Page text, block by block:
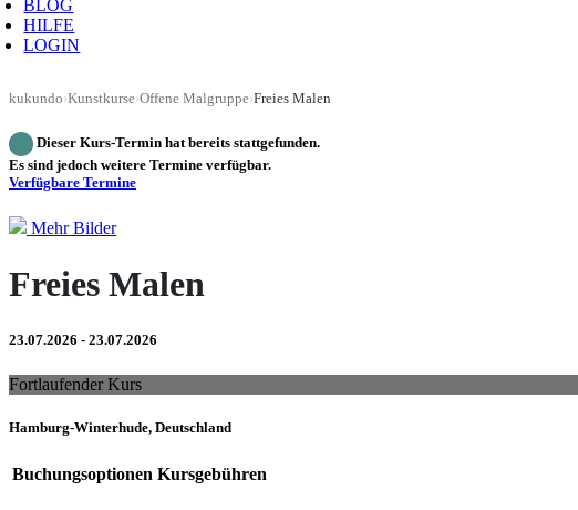
BLOG
HILFE
LOGIN
kukundo›Kunstkurse›Offene Malgruppe›Freies Malen
Dieser Kurs-Termin hat bereits stattgefunden.
Es sind jedoch weitere Termine verfügbar.
Verfügbare Termine
Mehr Bilder
Freies Malen
23.07.2026 - 23.07.2026
Fortlaufender Kurs
Hamburg-Winterhude, Deutschland
Buchungsoptionen Kursgebühren